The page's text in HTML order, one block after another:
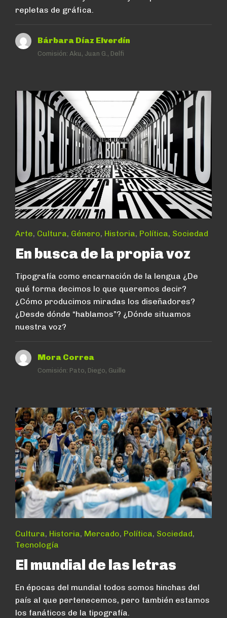
repletas de gráfica.
Bárbara Díaz Elverdín
Comisión: Aku, Juan G., Delfi
Arte, Cultura, Género, Historia, Política, Sociedad
En busca de la propia voz
Tipografía como encarnación de la lengua ¿De
qué forma decimos lo que queremos decir?
¿Cómo producimos miradas los diseñadores?
¿Desde dónde “hablamos”? ¿Dónde situamos
nuestra voz?
Mora Correa
Comisión: Pato, Diego, Guille
Cultura, Historia, Mercado, Política, Sociedad,
Tecnología
El mundial de las letras
En épocas del mundial todos somos hinchas del
país al que pertenecemos, pero también estamos
los fanáticos de la tipografía.